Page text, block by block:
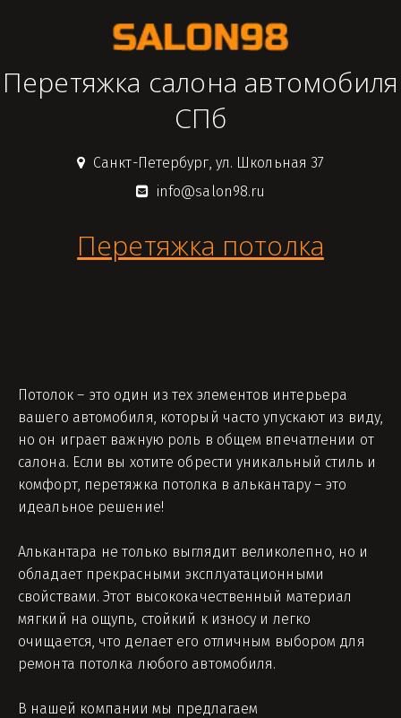
Перетяжка салона автомобиля
СПб
Санкт-Петербург, ул. Школьная 37
info@salon98.ru
Перетяжка потолка
Потолок – это один из тех элементов интерьера
вашего автомобиля, который часто упускают из виду,
но он играет важную роль в общем впечатлении от
салона. Если вы хотите обрести уникальный стиль и
комфорт, перетяжка потолка в алькантару – это
идеальное решение!
Алькантара не только выглядит великолепно, но и
обладает прекрасными эксплуатационными
свойствами. Этот высококачественный материал
мягкий на ощупь, стойкий к износу и легко
очищается, что делает его отличным выбором для
ремонта потолка любого автомобиля.
В нашей компании мы предлагаем